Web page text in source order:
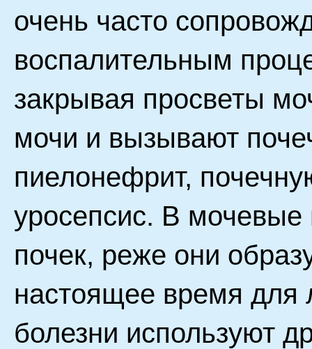
очень часто
воспалительным
закрывая просветы
мочи и вызывают
пиелонефрит,
уросепсис. В мочевые
почек, реже они
настоящее время для
болезни используют